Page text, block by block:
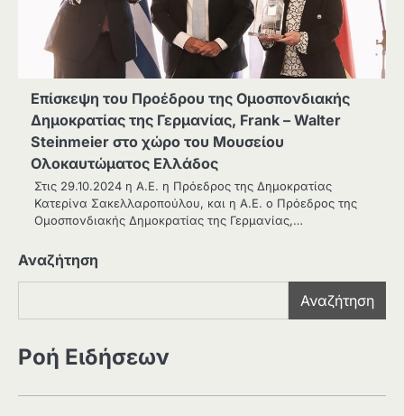
Επίσκεψη του Προέδρου της Ομοσπονδιακής
Δημοκρατίας της Γερμανίας, Frank – Walter
Steinmeier στο χώρο του Μουσείου
Ολοκαυτώματος Ελλάδος
Στις 29.10.2024 η Α.Ε. η Πρόεδρος της Δημοκρατίας
Κατερίνα Σακελλαροπούλου, και η Α.Ε. ο Πρόεδρος της
Ομοσπονδιακής Δημοκρατίας της Γερμανίας,…
Αναζήτηση
Αναζήτηση
Ροή Ειδήσεων